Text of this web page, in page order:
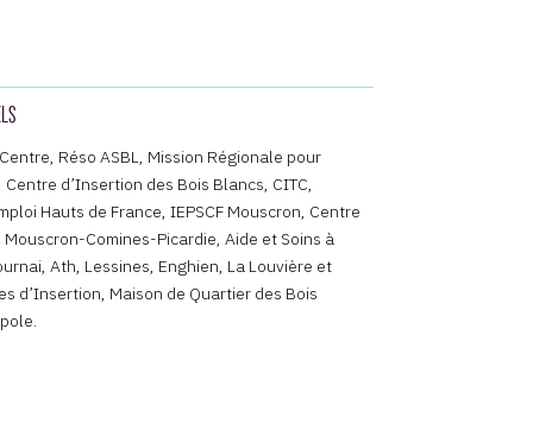
Réso ASBL, Mission Régionale pour
d’Insertion des Bois Blancs, CITC,
Hauts de France, IEPSCF Mouscron, Centre
Comines-Picardie, Aide et Soins à
Ath, Lessines, Enghien, La Louvière et
d’Insertion, Maison de Quartier des Bois